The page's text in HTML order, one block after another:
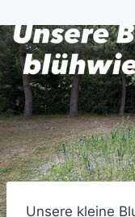
Unsere kleine